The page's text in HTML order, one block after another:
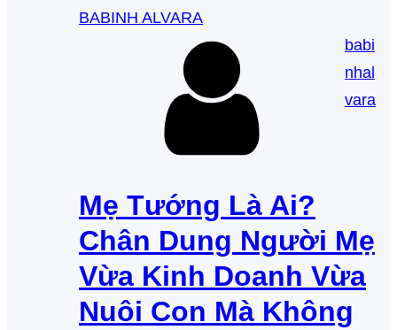
BABINH ALVARA
babi
nhal
vara
Mẹ Tướng Là Ai?
Chân Dung Người Mẹ
Vừa Kinh Doanh Vừa
Nuôi Con Mà Không